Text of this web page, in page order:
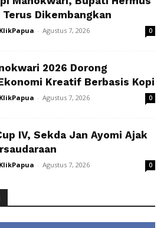
Dikembangkan
- Agustus 7, 2026 0
2026 Dorong
Kreatif Berbasis Kopi
- Agustus 7, 2026 0
IV, Sekda Jan Ayomi Ajak
- Agustus 7, 2026 0